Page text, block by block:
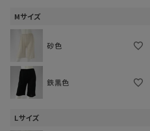
Mサイズ
砂色
鉄黒色
Lサイズ